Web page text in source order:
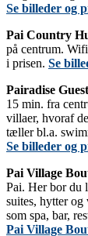
Se billeder og
Pai Country
på centrum.
i prisen. Se
Pairadise
15 min. fra
villaer, hvoraf
tæller bl.a.
Se billeder og
Pai Village
Pai. Her bor du
suites, hytter
som spa, bar,
Pai Village